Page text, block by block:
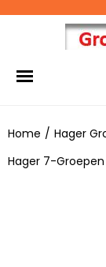
Home / Hager
Hager 7-